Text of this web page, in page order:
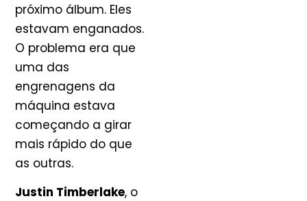
próximo álbum. Eles
estavam enganados.
O problema era que
uma das
engrenagens da
máquina estava
começando a girar
mais rápido do que
as outras.
Justin Timberlake, o